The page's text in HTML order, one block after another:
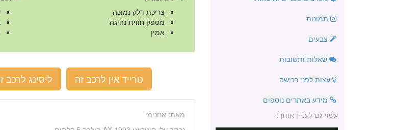
תמונות
צבעים
שאלות ותשובות
עצות לפני רכישה
מידע באתרים נוספים
עשוי גם לעניין אותך:
צריכת דלק נמוכה
מספק חווית נהיגה
אמין
טרייד אין לרכב זה ליסינג לרכב
מאת:אנונימי